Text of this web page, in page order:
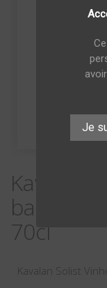
Je
Kavalan
barrique
70cl
Kavalan Solist